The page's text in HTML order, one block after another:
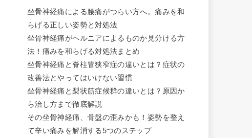
坐骨神経痛による腰痛がつらい方へ。痛みを和
らげる正しい姿勢と対処法
坐骨神経痛がヘルニアによるものか見分ける方
法！痛みを和らげる対処法まとめ
坐骨神経痛と脊柱管狭窄症の違いとは？症状の
改善法とやってはいけない習慣
坐骨神経痛と梨状筋症候群の違いとは？原因か
ら治し方まで徹底解説
その坐骨神経痛、骨盤の歪みかも！姿勢を整え
て辛い痛みを解消する5つのステップ